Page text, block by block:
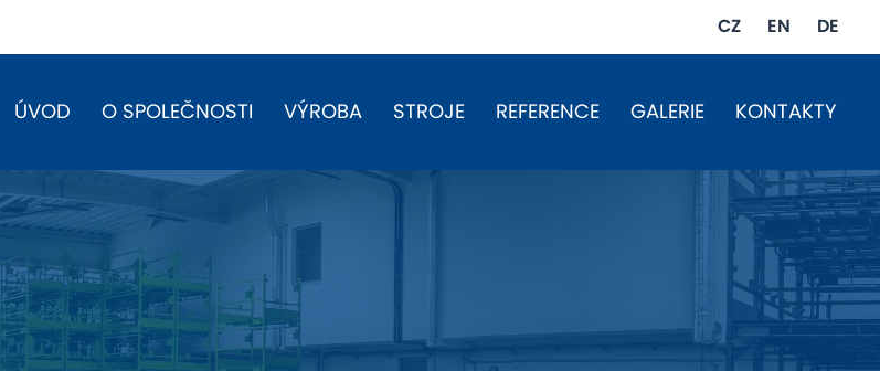
CZ EN DE
ÚVOD O SPOLEČNOSTI VÝROBA STROJE REFERENCE GALERIE KONTAKTY